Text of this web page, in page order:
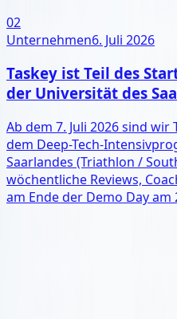
02
Unternehmen6. Juli 2026
Taskey ist Teil des
der Universität des
Ab dem 7. Juli 2026 sind
dem Deep-Tech-
Saarlandes (Triathlon /
wöchentliche Reviews,
am Ende der Demo Day am